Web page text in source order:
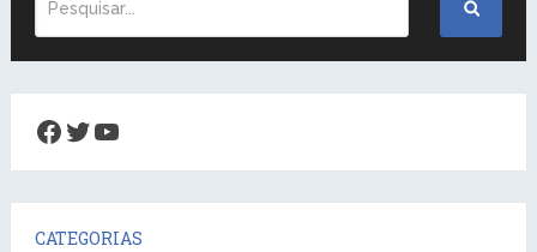
Facebook
Twitter
Youtube
CATEGORIAS